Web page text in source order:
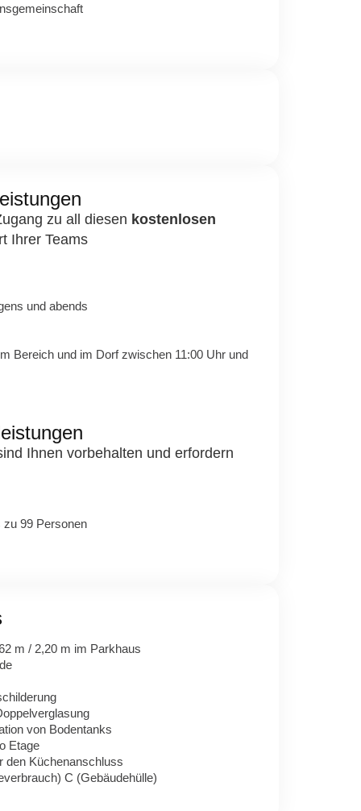
zu all diesen kostenlosen
Ihrer Teams
und abends
Bereich und im Dorf zwischen 11:00 Uhr und
Ihnen vorbehalten und erfordern
zu 99 Personen
m / 2,20 m im Parkhaus
von Bodentanks
Etage
den Küchenanschluss
C (Gebäudehülle)